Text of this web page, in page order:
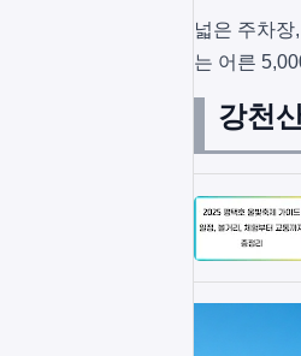
넓은 주차
는 어른
강천